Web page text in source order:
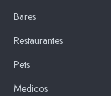
Bares
Restaurantes
Pets
Medicos